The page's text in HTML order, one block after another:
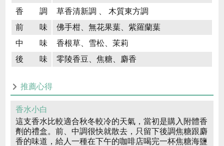
香 調
草香清新調 、 木質東方調
前 味
佛手柑、無花果葉、紫羅蘭葉
中 味
香根草、雪松、茉莉
後 味
零陵香豆、焦糖、麝香
推薦心得
香水小白
這支香水比較適合秋冬較冷的天氣，當初是購入附體香
劑的禮盒。前、中調很快就散去，只留下後調焦糖跟麝
香的味道，給人一種在下午的咖啡店喝完一杯焦糖海鹽